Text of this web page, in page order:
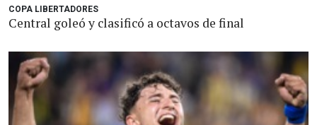
COPA LIBERTADORES
Central goleó y clasificó a octavos de final